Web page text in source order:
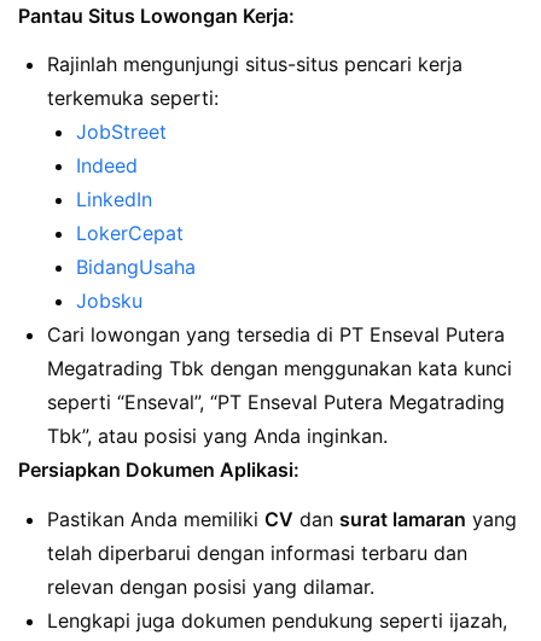
Pantau Situs Lowongan Kerja:
Rajinlah mengunjungi situs-situs pencari kerja
terkemuka seperti:
JobStreet
Indeed
LinkedIn
LokerCepat
BidangUsaha
Jobsku
Cari lowongan yang tersedia di PT Enseval Putera
Megatrading Tbk dengan menggunakan kata kunci
seperti “Enseval”, “PT Enseval Putera Megatrading
Tbk”, atau posisi yang Anda inginkan.
Persiapkan Dokumen Aplikasi:
Pastikan Anda memiliki CV dan surat lamaran yang
telah diperbarui dengan informasi terbaru dan
relevan dengan posisi yang dilamar.
Lengkapi juga dokumen pendukung seperti ijazah,